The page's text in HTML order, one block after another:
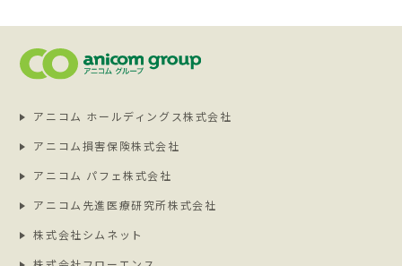
アニコム ホールディングス株式会社
アニコム損害保険株式会社
アニコム パフェ株式会社
アニコム先進医療研究所株式会社
株式会社シムネット